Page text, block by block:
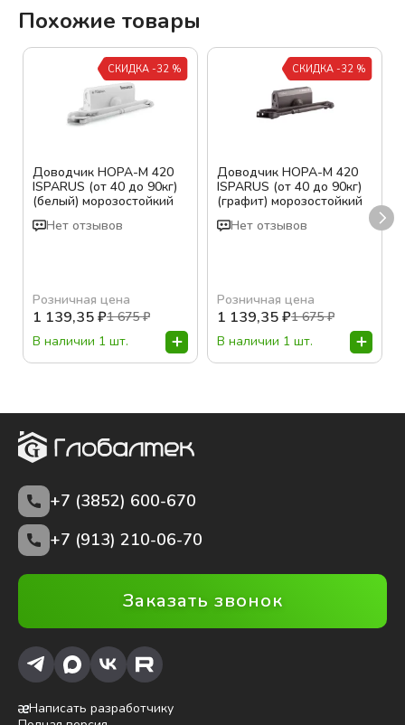
Похожие товары
СКИДКА -32 %
Доводчик НОРА-М 420
ISPARUS (от 40 до 90кг)
(белый) морозостойкий
Нет отзывов
Розничная цена
1 139,35₽1 675₽
В наличии 1 шт.
СКИДКА -32 %
Доводчик НОРА-М 420
ISPARUS (от 40 до 90кг)
(графит) морозостойкий
Нет отзывов
Розничная цена
1 139,35₽1 675₽
В наличии 1 шт.
+7 (3852) 600-670
+7 (913) 210-06-70
Заказать звонок
Написать разработчику